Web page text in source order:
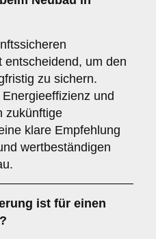
entscheidend, um den
zu sichern.
und
zukünftige
klare Empfehlung
wertbeständigen
ist für einen